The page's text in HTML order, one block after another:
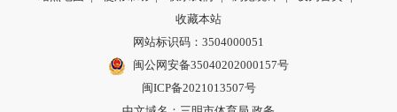
收藏本站
网站标识码：3504000051
闽公网安备35040202000157号
闽ICP备2021013507号